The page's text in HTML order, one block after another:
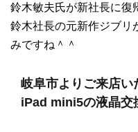
鈴木敏夫氏が新社長に復
鈴木社長の元新作ジブリ
みですね＾＾
岐阜市よりご来店い
iPad mini5の液晶交